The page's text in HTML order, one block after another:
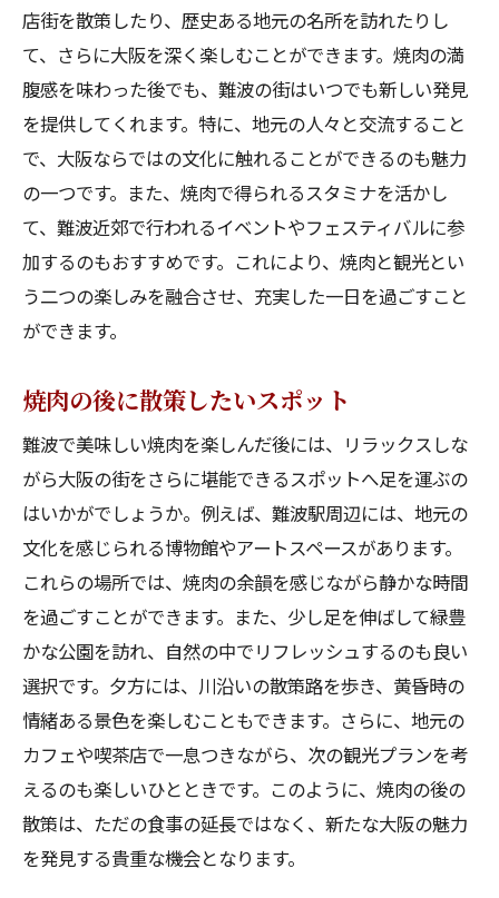
店街を散策したり、歴史ある地元の名所を訪れたりし
て、さらに大阪を深く楽しむことができます。焼肉の満
腹感を味わった後でも、難波の街はいつでも新しい発見
を提供してくれます。特に、地元の人々と交流すること
で、大阪ならではの文化に触れることができるのも魅力
の一つです。また、焼肉で得られるスタミナを活かし
て、難波近郊で行われるイベントやフェスティバルに参
加するのもおすすめです。これにより、焼肉と観光とい
う二つの楽しみを融合させ、充実した一日を過ごすこと
ができます。
焼肉の後に散策したいスポット
難波で美味しい焼肉を楽しんだ後には、リラックスしな
がら大阪の街をさらに堪能できるスポットへ足を運ぶの
はいかがでしょうか。例えば、難波駅周辺には、地元の
文化を感じられる博物館やアートスペースがあります。
これらの場所では、焼肉の余韻を感じながら静かな時間
を過ごすことができます。また、少し足を伸ばして緑豊
かな公園を訪れ、自然の中でリフレッシュするのも良い
選択です。夕方には、川沿いの散策路を歩き、黄昏時の
情緒ある景色を楽しむこともできます。さらに、地元の
カフェや喫茶店で一息つきながら、次の観光プランを考
えるのも楽しいひとときです。このように、焼肉の後の
散策は、ただの食事の延長ではなく、新たな大阪の魅力
を発見する貴重な機会となります。